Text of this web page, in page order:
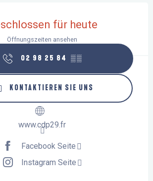
für heute
Öffnungszeiten ansehen
02 98 25 84 ▒▒
KONTAKTIEREN SIE UNS
www.cdp29.fr
Facebook Seite
Instagram Seite